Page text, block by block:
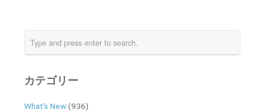
カテゴリー
What's New(936)